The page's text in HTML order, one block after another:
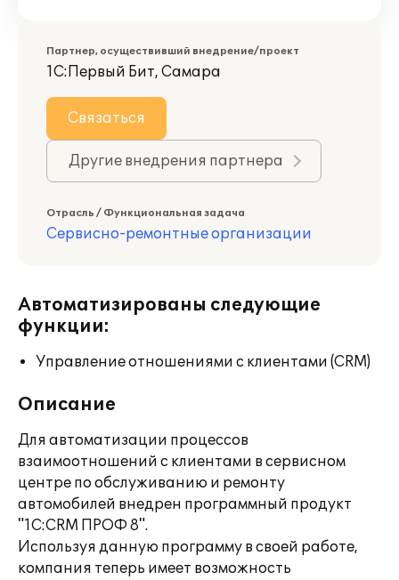
Партнер, осуществивший внедрение/проект
1С:Первый Бит, Самара
Связаться
Другие внедрения партнера
Отрасль / Функциональная задача
Сервисно-ремонтные организации
Автоматизированы следующие
функции:
Управление отношениями с клиентами (CRM)
Описание
Для автоматизации процессов
взаимоотношений с клиентами в сервисном
центре по обслуживанию и ремонту
автомобилей внедрен программный продукт
"1С:CRM ПРОФ 8".
Используя данную программу в своей работе,
компания теперь имеет возможность